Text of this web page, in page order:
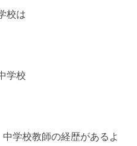
校は
学校
学校教師の経歴があるよ